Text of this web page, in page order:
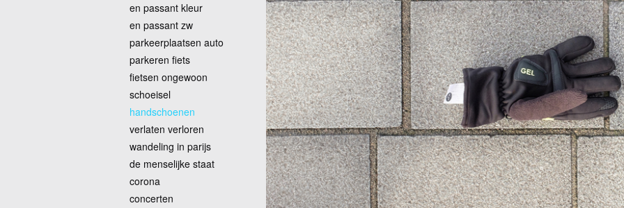
en passant kleur
en passant zw
parkeerplaatsen auto
parkeren fiets
fietsen ongewoon
schoeisel
handschoenen
verlaten verloren
wandeling in parijs
de menselijke staat
corona
concerten